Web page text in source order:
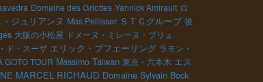
Domaine des Griottes Yannick Amirault ロ
ジュリアンヌ Mas Pellisser ＳＴＣグループ 後
大阪の小松屋 ドメーヌ・ミレーヌ・ブリュ
ド・スーザ エリック・プフェーリング ラモン・
GOTO TOUR Massimo Taiwan 東京・六本木 エス
MARCEL RICHAUD Domaine Sylvain Bock